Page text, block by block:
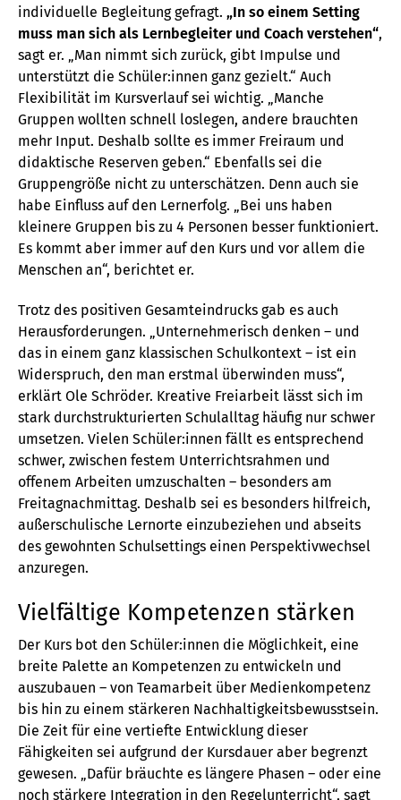
individuelle Begleitung gefragt. „In so einem Setting
muss man sich als Lernbegleiter und Coach verstehen“,
sagt er. „Man nimmt sich zurück, gibt Impulse und
unterstützt die Schüler:innen ganz gezielt.“ Auch
Flexibilität im Kursverlauf sei wichtig. „Manche
Gruppen wollten schnell loslegen, andere brauchten
mehr Input. Deshalb sollte es immer Freiraum und
didaktische Reserven geben.“ Ebenfalls sei die
Gruppengröße nicht zu unterschätzen. Denn auch sie
habe Einfluss auf den Lernerfolg. „Bei uns haben
kleinere Gruppen bis zu 4 Personen besser funktioniert.
Es kommt aber immer auf den Kurs und vor allem die
Menschen an“, berichtet er.
Trotz des positiven Gesamteindrucks gab es auch
Herausforderungen. „Unternehmerisch denken – und
das in einem ganz klassischen Schulkontext – ist ein
Widerspruch, den man erstmal überwinden muss“,
erklärt Ole Schröder. Kreative Freiarbeit lässt sich im
stark durchstrukturierten Schulalltag häufig nur schwer
umsetzen. Vielen Schüler:innen fällt es entsprechend
schwer, zwischen festem Unterrichtsrahmen und
offenem Arbeiten umzuschalten – besonders am
Freitagnachmittag. Deshalb sei es besonders hilfreich,
außerschulische Lernorte einzubeziehen und abseits
des gewohnten Schulsettings einen Perspektivwechsel
anzuregen.
Vielfältige Kompetenzen stärken
Der Kurs bot den Schüler:innen die Möglichkeit, eine
breite Palette an Kompetenzen zu entwickeln und
auszubauen – von Teamarbeit über Medienkompetenz
bis hin zu einem stärkeren Nachhaltigkeitsbewusstsein.
Die Zeit für eine vertiefte Entwicklung dieser
Fähigkeiten sei aufgrund der Kursdauer aber begrenzt
gewesen. „Dafür bräuchte es längere Phasen – oder eine
noch stärkere Integration in den Regelunterricht“, sagt